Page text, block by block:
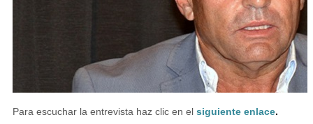
Para escuchar la entrevista haz clic en el siguiente enlace.